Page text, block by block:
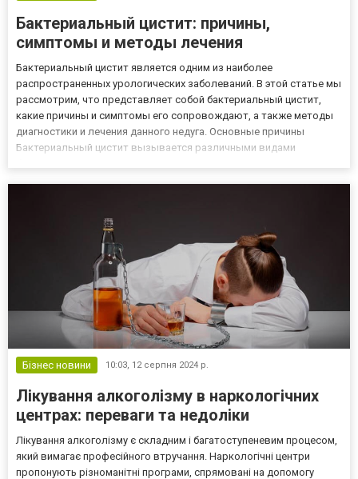
Бактериальный цистит: причины,
симптомы и методы лечения
Бактериальный цистит является одним из наиболее
распространенных урологических заболеваний. В этой статье мы
рассмотрим, что представляет собой бактериальный цистит,
какие причины и симптомы его сопровождают, а также методы
диагностики и лечения данного недуга. Основные причины
Бактериальный цистит вызывается различными видами
Бізнес новини 10:03, 12 серпня 2024 р.
Лікування алкоголізму в наркологічних
центрах: переваги та недоліки
Лікування алкоголізму є складним і багатоступеневим процесом,
який вимагає професійного втручання. Наркологічні центри
пропонують різноманітні програми, спрямовані на допомогу